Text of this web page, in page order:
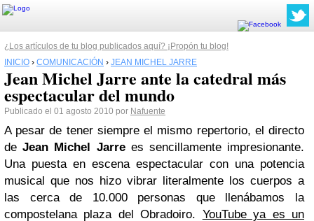
¿Los artículos de tu blog publicados aquí? ¡Propón tu blog!
INICIO › COMUNICACIÓN › JEAN MICHEL JARRE
Jean Michel Jarre ante la catedral más
espectacular del mundo
Publicado el 01 agosto 2010 por Nafuente
A pesar de tener siempre el mismo repertorio, el directo
deJean Michel Jarrees sencillamente impresionante.
Una puesta en escena espectacular con una potencia
musical que nos hizo vibrar literalmente los cuerpos a
las cerca de 10.000 personas que llenábamos la
compostelana plaza del Obradoiro. YouTube ya es un